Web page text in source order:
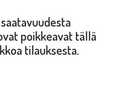
poikkeavat tällä
tilauksesta.